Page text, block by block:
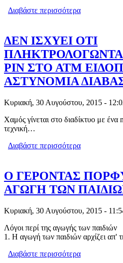
Διαβάστε περισσότερα
ΔΕΝ ΙΣΧΥΕΙ ΟΤΙ
PIN ΣΤΟ ΑΤΜ
ΑΣΤΥΝΟΜΙΑ
Κυριακή, 30 Αυγούστου, 2015 -
Χαμός γίνεται στο διαδίκτυο με ένα
τεχνική…
Διαβάστε περισσότερα
Ο ΓΕΡΟΝΤΑΣ
ΑΓΩΓΗ ΤΩΝ
Κυριακή, 30 Αυγούστου, 2015 -
Λόγοι περί της αγωγής των παιδιών
1. Η αγωγή των παιδιών αρχίζει απ'
Διαβάστε περισσότερα